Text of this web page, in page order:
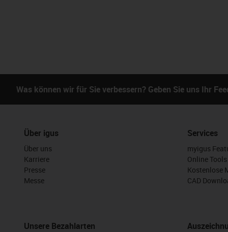
Was können wir für Sie verbessern? Geben Sie uns Ihr
Über igus
Über uns
Karriere
Presse
Messe
Unsere Bezahlarten
Services
myigus
Online Tools
Kostenlose
CAD